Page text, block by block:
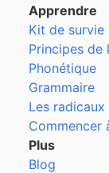
Apprendre
Kit de survie
Principes de
Phonétique
Grammaire
Les
Commencer
Plus
Blog